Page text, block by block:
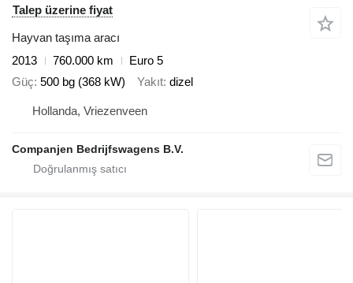
Talep üzerine fiyat
Hayvan taşıma aracı
2013
760.000 km
Euro 5
Güç 500 bg (368 kW) Yakıt dizel
Hollanda, Vriezenveen
Companjen Bedrijfswagens B.V.